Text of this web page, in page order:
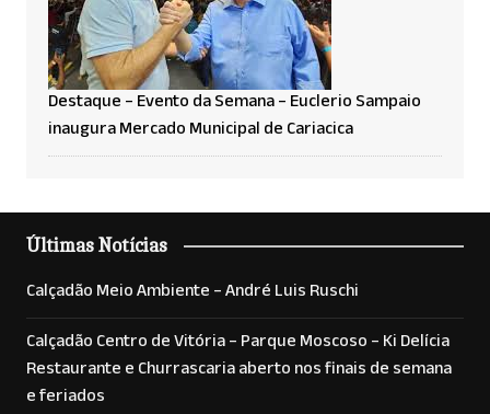
Destaque – Evento da Semana – Euclerio Sampaio
inaugura Mercado Municipal de Cariacica
Últimas Notícias
Calçadão Meio Ambiente – André Luis Ruschi
Calçadão Centro de Vitória – Parque Moscoso – Ki Delícia
Restaurante e Churrascaria aberto nos finais de semana
e feriados